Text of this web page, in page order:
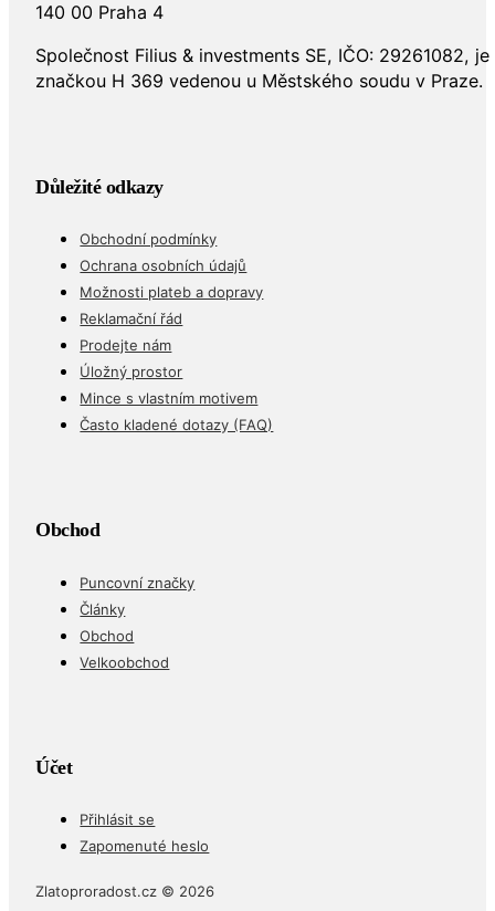
140 00 Praha 4
Společnost Filius & investments SE, IČO: 29261082,
značkou H 369 vedenou u Městského soudu v Praze.
Důležité odkazy
Obchodní podmínky
Ochrana osobních údajů
Možnosti plateb a dopravy
Reklamační řád
Prodejte nám
Úložný prostor
Mince s vlastním motivem
Často kladené dotazy (FAQ)
Obchod
Puncovní značky
Články
Obchod
Velkoobchod
Účet
Přihlásit se
Zapomenuté heslo
Zlatoproradost.cz © 2026